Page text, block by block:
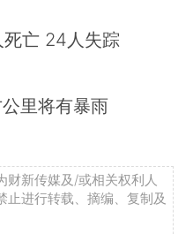
亡 24人失踪
里将有暴雨
财新传媒及/或相关权利人
止进行转载、摘编、复制及